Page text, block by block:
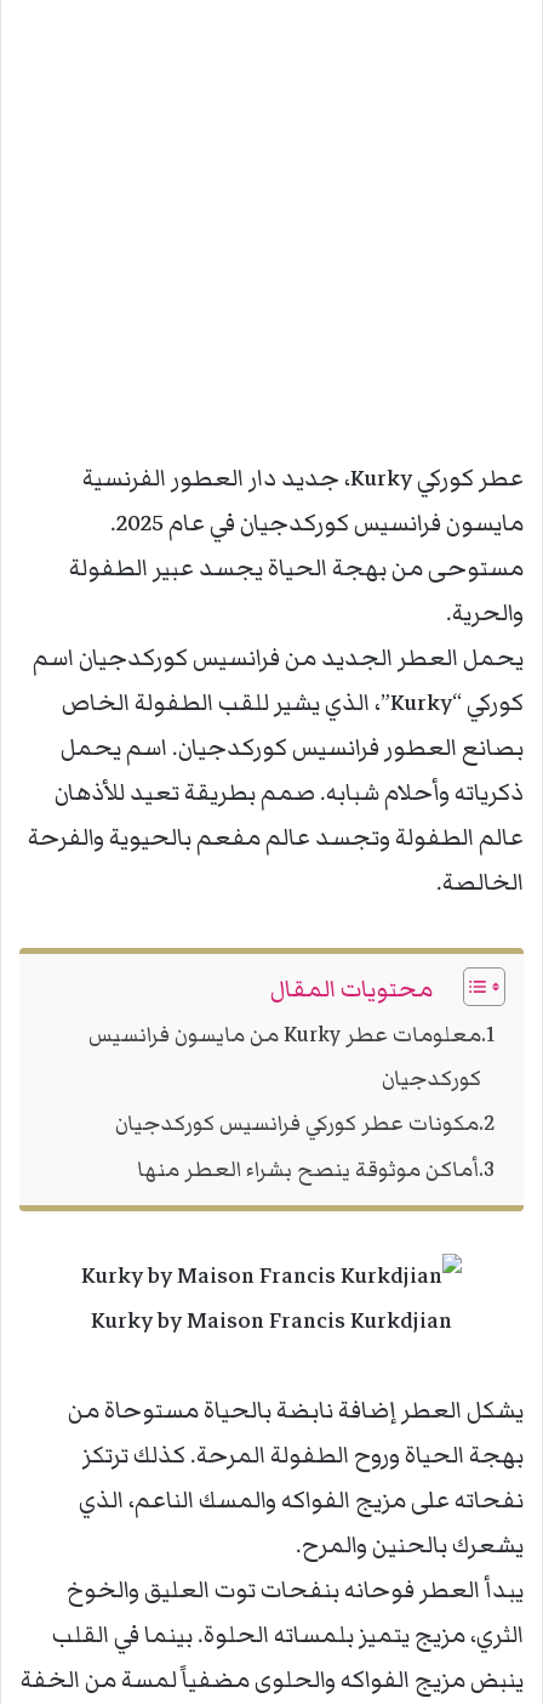
عطر كوركي Kurky، جديد دار العطور الفرنسية
مايسون فرانسيس كوركدجيان في عام 2025.
مستوحى من بهجة الحياة يجسد عبير الطفولة
والحرية.
يحمل العطر الجديد من فرانسيس كوركدجيان اسم
كوركي “Kurky”، الذي يشير للقب الطفولة الخاص
بصانع العطور فرانسيس كوركدجيان. اسم يحمل
ذكرياته وأحلام شبابه. صمم بطريقة تعيد للأذهان
عالم الطفولة وتجسد عالم مفعم بالحيوية والفرحة
الخالصة.
محتويات المقال
معلومات عطر Kurky من مايسون فرانسيس
كوركدجيان
مكونات عطر كوركي فرانسيس كوركدجيان
أماكن موثوقة ينصح بشراء العطر منها
Kurky by Maison Francis Kurkdjian
يشكل العطر إضافة نابضة بالحياة مستوحاة من
بهجة الحياة وروح الطفولة المرحة. كذلك ترتكز
نفحاته على مزيج الفواكه والمسك الناعم، الذي
يشعرك بالحنين والمرح.
يبدأ العطر فوحانه بنفحات توت العليق والخوخ
الثري، مزيج يتميز بلمساته الحلوة. بينما في القلب
ينبض مزيج الفواكه والحلوى مضفياً لمسة من الخفة